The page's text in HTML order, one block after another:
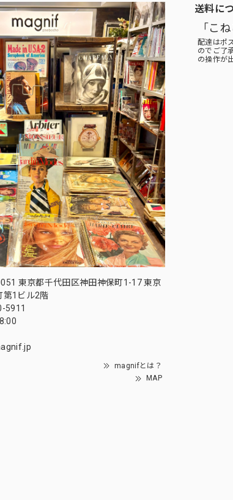
東京都千代田区神田神保町1-17 東京
第1ビル2階
5911
magnifとは？
MAP
送料に
「こ
配達はポ
のでご了
の操作が